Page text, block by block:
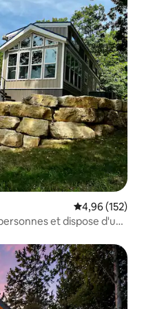
appréciés
Évaluation
4,96 (152)
et dispose d'un
appréciés